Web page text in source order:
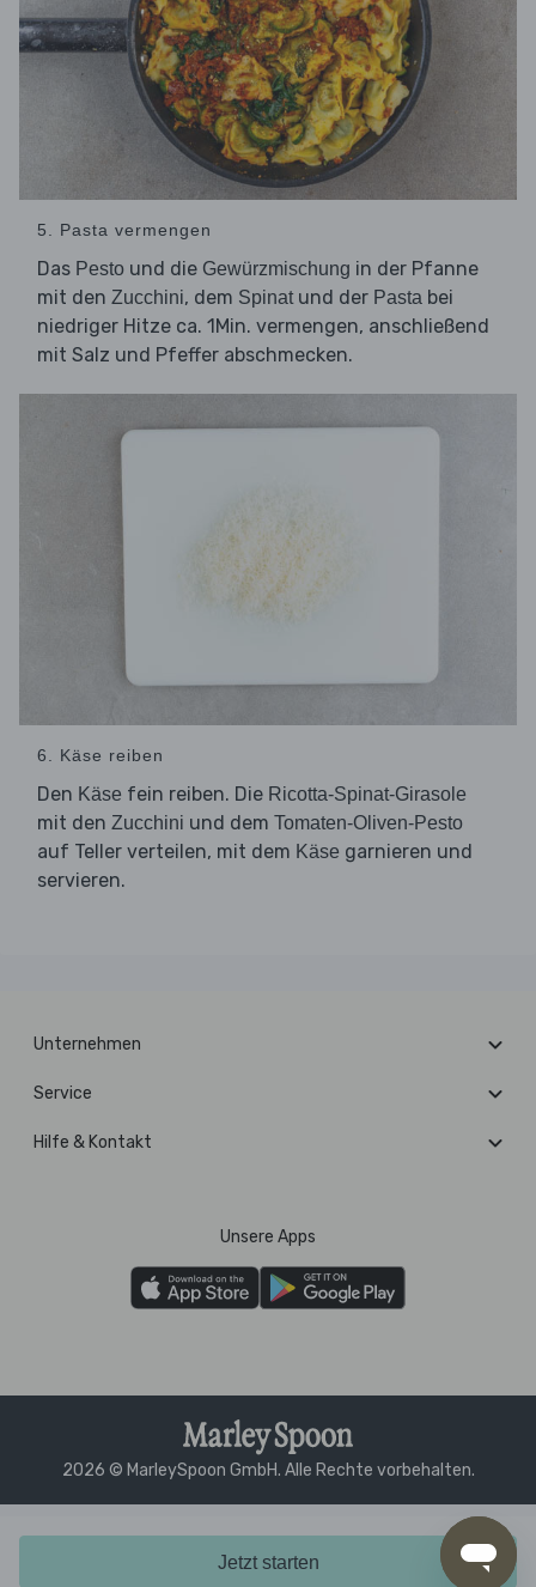
Jetzt starten
5. Pasta vermengen
Das Pesto und die Gewürzmischung in der Pfanne
mit den Zucchini, dem Spinatund der Pasta bei
niedriger Hitze ca. 1Min. vermengen, anschließend
mit Salz und Pfeffer abschmecken.
6. Käse reiben
Den Käse fein reiben. Die Ricotta-Spinat-Girasole
mit den Zucchini und dem Tomaten-Oliven-Pesto
auf Teller verteilen, mit dem Käse garnieren und
servieren.
Unternehmen
Service
Hilfe & Kontakt
Unsere Apps
2026 © MarleySpoon GmbH. Alle Rechte vorbehalten.